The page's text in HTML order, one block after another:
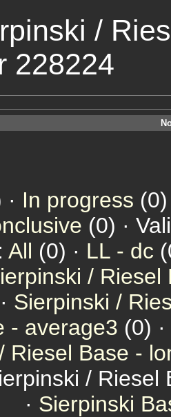
/
228224
In progress
(0) ·
All (0) · LL - dc
/ Riesel
Sierpinski /
- average3 (0) ·
Riesel Base -
/
· Sierpinski